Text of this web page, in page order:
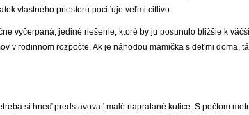
vlastného priestoru pociťuje veľmi citlivo.
vyčerpaná, jediné riešenie, ktoré by ju posunulo bližšie k
v rodinnom rozpočte. Ak je náhodou mamička s deťmi doma,
si hneď predstavovať malé napratané kutice. S počtom